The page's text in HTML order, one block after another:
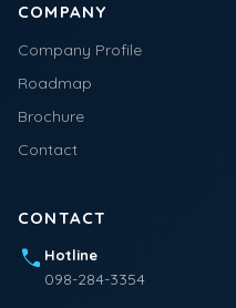
COMPANY
Company Profile
Roadmap
Brochure
Contact
CONTACT
call Hotline
098-284-3354